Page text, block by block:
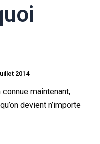
2014
maintenant,
devient n’importe